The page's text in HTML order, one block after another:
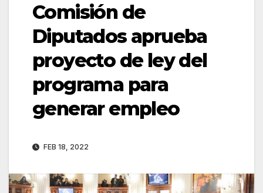
Comisión de
Diputados aprueba
proyecto de ley del
programa para
generar empleo
FEB 18, 2022